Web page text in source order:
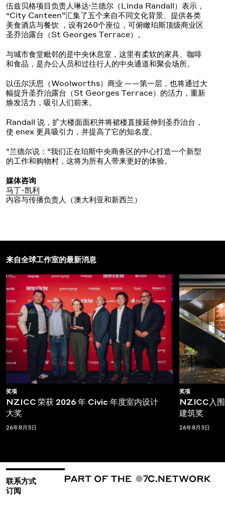
伍兹贝格项目负责人琳达·兰德尔（Linda Randall）表示，
“City Canteen”汇集了五个来自不同文化背景、提供各类
美食酒店与餐饮 ，设有260个座位，可俯瞰珀斯顶级商业区
圣乔治露台（St Georges Terrace）。
与城市食堂毗邻的是中央休息室，这里有柔软的家具、咖啡
和食品，是办公人员和过往行人的中央通道和聚会场所。
以伍尔沃思（Woolworths）商业 ——第一层，也将通过大
幅提升圣乔治露台（St Georges Terrace）的活力，重新
焕发活力，吸引人们前来。
Randall 说，扩大楼面面积并将裙楼直接延伸到圣乔治台，
使 enex 更具吸引力，并提高了它的知名度。
"兰德尔说："我们正在珀斯中央商务区的中心打造一个新型
的工作和购物村，这将为所有人带来更好的体验。
媒体咨询
马丁-凯利
内容与传播负责人（澳大利亚和新西兰）
来自全球工作室的最新消息
奖项
NZICC 荣获 2026 年 Civic 年度室内设计
大奖
26年8月3日
奖项
NZICC入
建筑奖
26年8月3日
联系方式
订阅